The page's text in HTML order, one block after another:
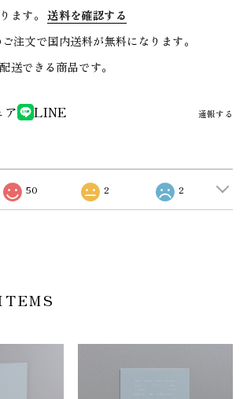
ます。 送料を確認する
文で国内送料が無料になります。
送できる商品です。
ア LINE 通報する
50 2 2